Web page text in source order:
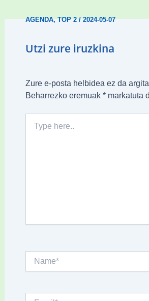
AGENDA,TOP 2/2024-05-07
Utzi zure iruzkina
Zure e-posta helbidea ez da
Beharrezko eremuak *markatuta
here..
Email*